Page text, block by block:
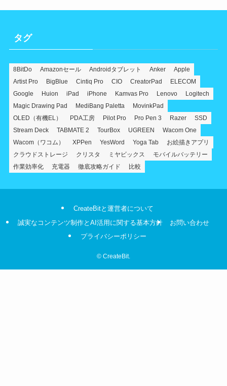
タグ
8BitDo Amazonセール Androidタブレット Anker
Apple
Artist Pro
BigBlue Cintiq Pro CIO CreatorPad
ELECOM
Google
Huion iPad iPhone Kamvas Pro Lenovo
Logitech
Magic Drawing Pad
MediBang Paletta
MovinkPad
OLED（有機EL）
PDA工房 Pilot Pro Pro Pen 3 Razer
SSD
Stream Deck
TABMATE 2 TourBox UGREEN
Wacom One
Wacom（ワコム）
XPPen YesWord Yoga Tab
お絵描きアプリ
クラウドストレージ
クリスタ ミヤビックス
モバイルバッテリー
作業効率化
充電器 徹底攻略ガイド 比較
CreateBitと運営者について
誠実なコンテンツ制作とAI活用に関する基本方針
お問い合わせ
プライバシーポリシー
© CreateBit.